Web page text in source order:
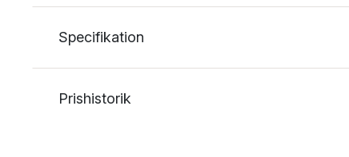
Specifikation
Prishistorik